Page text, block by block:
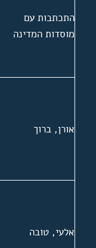
התכתבות עם
מוסדות המדינה
אורן, ברוך
אלעי, טובה